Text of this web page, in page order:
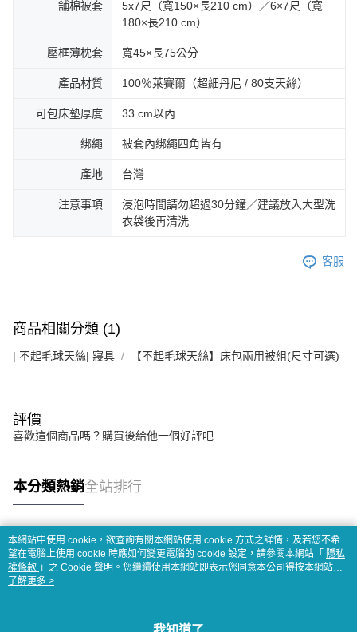
舖棉被套
5x7尺（寬150×長210 cm）／6×7尺（寬
180×長210 cm）
壓框薄枕套 寬45×長75公分
產品材質 100％萊賽爾（超細丹尼 / 80支天絲）
可包床墊厚度 33 cm以內
綁繩 被套內綁繩四角皆有
產地 台灣
注意事項
浸泡時間請勿超過30分鐘／建議放入大型洗
衣袋後再清洗
客服
商品相關分類 (1)
| 不起毛球天絲| 寢具 【不起毛球天絲】床包兩用被組(尺寸可選)
評價
喜歡這個商品嗎？購買後給他一個好評吧
本分類熱銷全站排行
熱門標籤
本網站中使用 cookie，欲查詢有關本網站使用 cookie 方式之詳情，及若您不希
望在電腦上使用 cookie 時應如何變更電腦的 cookie 設定，請參閱本網站「 隱私
權條款 」之 Cookie 聲明。您繼續使用本網站即表示您同意本公司得按本網站使
用條款之 Cookie 聲明使用 cookie。
了解更多 >